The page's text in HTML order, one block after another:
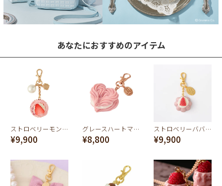
あなたにおすすめのアイテム
ストロベリーモンブラン バッグチャーム
¥9,900
グレースハートマカロン バッグチャーム
¥8,800
ストロベリーババロア バッグチャーム
¥9,900